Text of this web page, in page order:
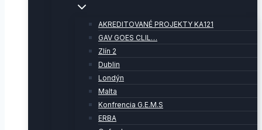
AKREDITOVANÉ PROJEKTY KA121
GAV GOES CLIL…
Zlín 2
Dublin
Londýn
Malta
Konfrencia G.E.M.S
ERBA